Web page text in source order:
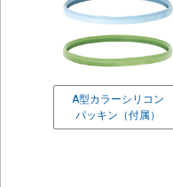
＞＞詳しくはこちらから
A型カラーシリコン
パッキン（付属）